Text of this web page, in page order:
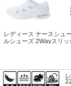
レディース ナースシュ
ルシューズ 2Wayスリ